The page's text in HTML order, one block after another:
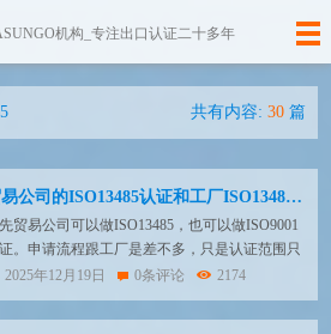
机构_专注出口认证二十多年
共有内容: 30 篇
贸易公司的ISO13485认证和工厂ISO13485认证的区别
贸易公司可以做ISO13485，也可以做ISO9001
。申请流程跟工厂是差不多，只是认证范围只
售范围，不会像工厂有生产范围，其次审核侧
的有别于工厂生产管理，更多是供方管控。
认证标准是专门用于医疗器械产业的一个
2025年12月19日 0条评论 2174